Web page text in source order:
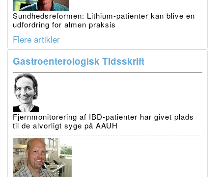
Sundhedsreformen: Lithium-patienter kan blive en
udfordring for almen praksis
Flere artikler
Gastroenterologisk Tidsskrift
Fjernmonitorering af IBD-patienter har givet plads
til de alvorligt syge på AAUH